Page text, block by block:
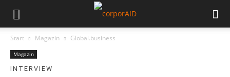
Start Magazin Global.business
Magazin
INTERVIEW